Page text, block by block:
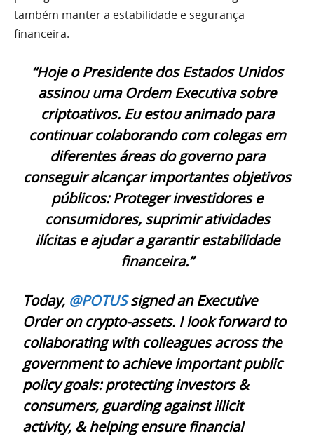
também manter a estabilidade e segurança
financeira.
“Hoje o Presidente dos Estados Unidos
assinou uma Ordem Executiva sobre
criptoativos. Eu estou animado para
continuar colaborando com colegas em
diferentes áreas do governo para
conseguir alcançar importantes objetivos
públicos: Proteger investidores e
consumidores, suprimir atividades
ilícitas e ajudar a garantir estabilidade
financeira.”
Today, @POTUSsigned an Executive
Order on crypto-assets. I look forward to
collaborating with colleagues across the
government to achieve important public
policy goals: protecting investors &
consumers, guarding against illicit
activity, & helping ensure financial